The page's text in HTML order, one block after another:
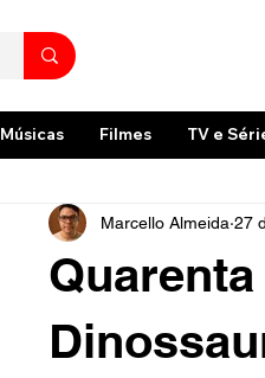
Músicas Filmes TV e
Marcello Almeida 27